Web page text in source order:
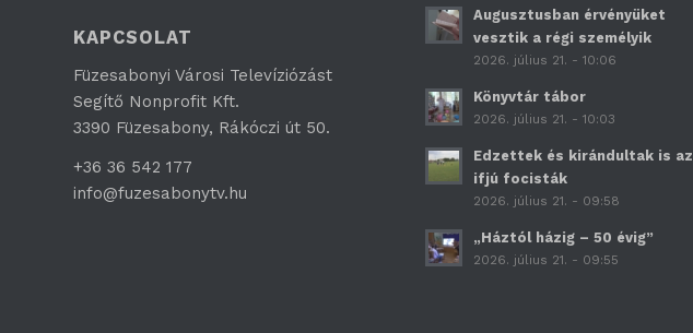
KAPCSOLAT
Füzesabonyi Városi Televíziózást
Segítő Nonprofit Kft.
3390 Füzesabony, Rákóczi út 50.
+36 36 542 177
info@fuzesabonytv.hu
Augusztusban érvényüket
vesztik a régi személyik
2026. július 21. - 10:06
Könyvtár tábor
2026. július 21. - 10:03
Edzettek és kirándultak is az
ifjú focisták
2026. július 21. - 09:58
„Háztól házig – 50 évig”
2026. július 21. - 09:55